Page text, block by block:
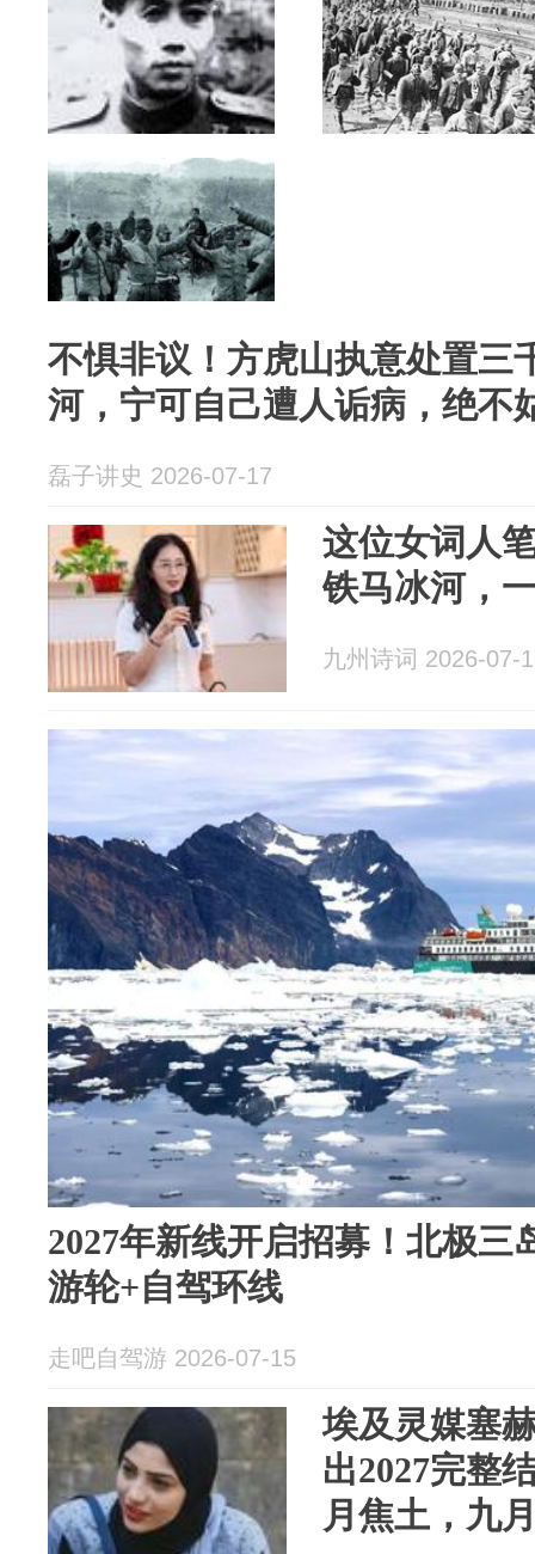
不惧非议！方虎山执意处置三
河，宁可自己遭人诟病，绝不
磊子讲史 2026-07-17
这位女词人
铁马冰河，
九州诗词 2026-07-
2027年新线开启招募！北极三
游轮+自驾环线
走吧自驾游 2026-07-15
埃及灵媒塞
出2027完整
月焦土，九